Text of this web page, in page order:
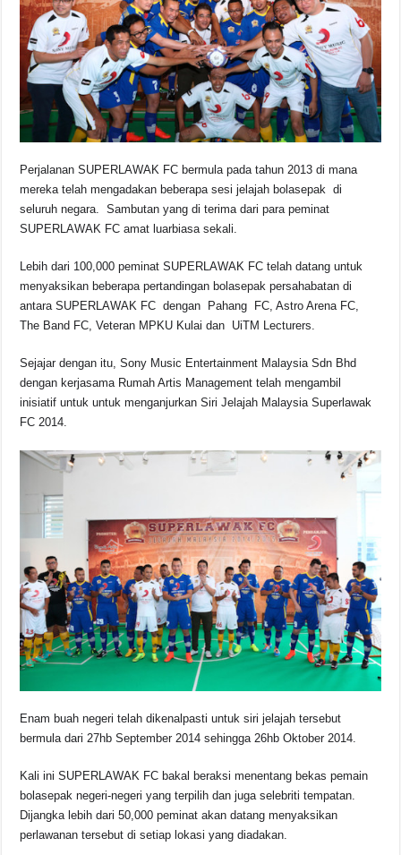
o
o
k
p
p
s
n
k
Perjalanan SUPERLAWAK FC bermula pada tahun 2013 di mana
mereka telah mengadakan beberapa sesi jelajah bolasepak di
seluruh negara. Sambutan yang di terima dari para peminat
SUPERLAWAK FC amat luarbiasa sekali.
Lebih dari 100,000 peminat SUPERLAWAK FC telah datang untuk
menyaksikan beberapa pertandingan bolasepak persahabatan di
antara SUPERLAWAK FC dengan Pahang FC, Astro Arena FC,
The Band FC, Veteran MPKU Kulai dan UiTM Lecturers.
Sejajar dengan itu, Sony Music Entertainment Malaysia Sdn Bhd
dengan kerjasama Rumah Artis Management telah mengambil
inisiatif untuk untuk menganjurkan Siri Jelajah Malaysia Superlawak
FC 2014.
Enam buah negeri telah dikenalpasti untuk siri jelajah tersebut
bermula dari 27hb September 2014 sehingga 26hb Oktober 2014.
Kali ini SUPERLAWAK FC bakal beraksi menentang bekas pemain
bolasepak negeri-negeri yang terpilih dan juga selebriti tempatan.
Dijangka lebih dari 50,000 peminat akan datang menyaksikan
perlawanan tersebut di setiap lokasi yang diadakan.